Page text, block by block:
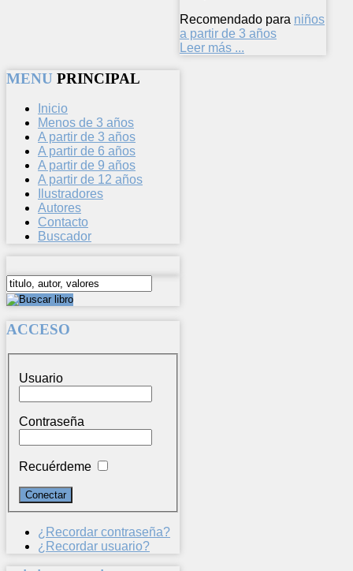
Recomendado para niños
a partir de 3 años
Leer más ...
MENU PRINCIPAL
Inicio
Menos de 3 años
A partir de 3 años
A partir de 6 años
A partir de 9 años
A partir de 12 años
Ilustradores
Autores
Contacto
Buscador
ACCESO
Usuario
Contraseña
Recuérdeme
¿Recordar contraseña?
¿Recordar usuario?